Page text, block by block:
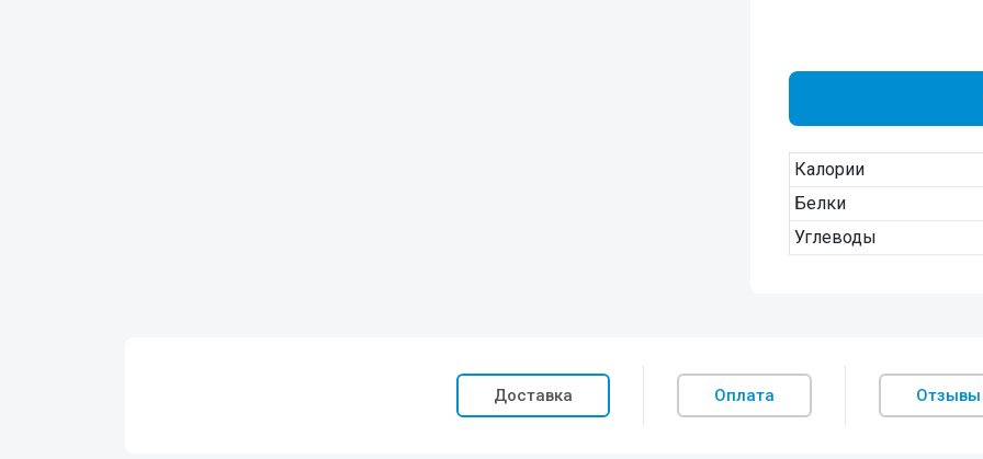
Калории
Белки
Углеводы
Доставка Оплата Отзывы